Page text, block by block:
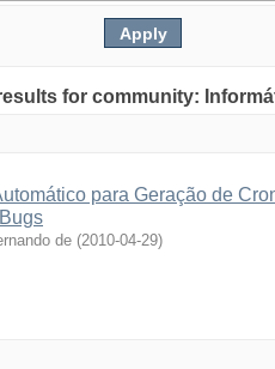
for community:
para Geração de
de (2010-04-29)